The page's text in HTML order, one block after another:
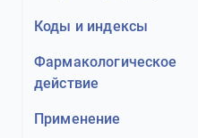
Устаревшее наименование
Номер регистрационного
удостоверения РФ
Действующее вещество
Коды и индексы
АТХ код
МКБ-10 код
Фармакологическое
действие
Механизм действия
Применение